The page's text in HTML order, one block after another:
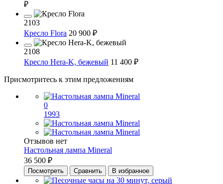
₽
2103
Кресло Flora 20 900 ₽
2108
Кресло Hera-K, бежевый 11 400 ₽
Присмотритесь к этим предложениям
0
1993
Отзывов нет
Настольная лампа Mineral
36 500 ₽
Посмотреть Сравнить В избранное